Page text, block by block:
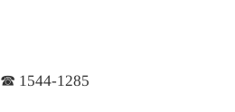
☎ 1544-1285